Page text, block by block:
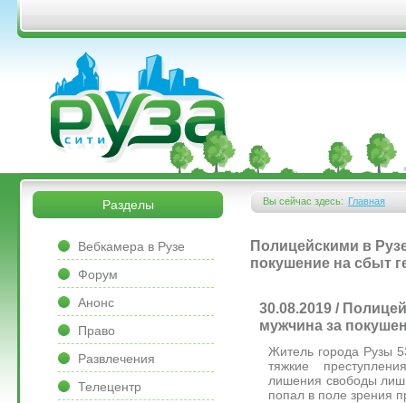
Перейти к основному содержанию
&bsps;
&bsps;
Вы сейчас здесь:
Вы здесь
Главная
Полицейскими в
покушение на сбыт
30.08.2019 /
мужчина за
Житель города Рузы
тяжкие
лишения свободы
попал в поле зрения
Разделы
Вебкамера в Рузе
Форум
Анонс
Право
Развлечения
Телецентр